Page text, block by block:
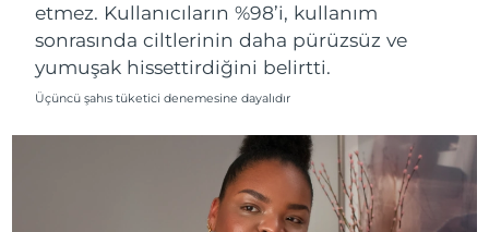
etmez. Kullanıcıların %98’i, kullanım
sonrasında ciltlerinin daha pürüzsüz ve
yumuşak hissettirdiğini belirtti.
Üçüncü şahıs tüketici denemesine dayalıdır